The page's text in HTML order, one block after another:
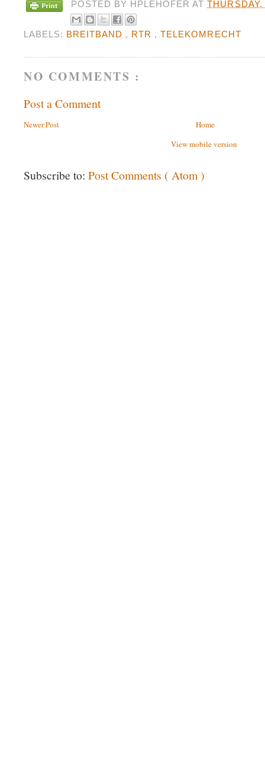
POSTED BY HPLEHOFERAT
LABELS: BREITBAND , RTR ,TELEKOMRECHT
NO COMMENTS :
Post a Comment
Newer Post
Home
View mobile version
Subscribe to: Post Comments ( Atom )